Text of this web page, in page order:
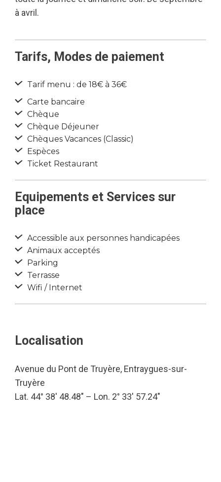
à avril.
Tarifs, Modes de paiement
Tarif menu : de 18€ à 36€
Carte bancaire
Chèque
Chèque Déjeuner
Chèques Vacances (Classic)
Espèces
Ticket Restaurant
Equipements et Services sur
place
Accessible aux personnes handicapées
Animaux acceptés
Parking
Terrasse
Wifi / Internet
Localisation
Avenue du Pont de Truyère, Entraygues-sur-
Truyère
Lat. 44° 38′ 48.48″ – Lon. 2° 33′ 57.24″